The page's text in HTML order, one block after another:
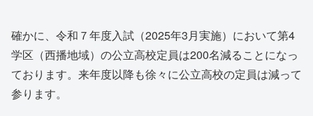
確かに、令和７年度入試（2025年3月実施）において第4
学区（西播地域）の公立高校定員は200名減ることになっ
ております。来年度以降も徐々に公立高校の定員は減って
参ります。